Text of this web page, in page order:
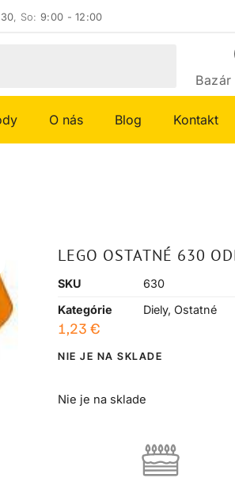
, So:9:00 - 12:00
O nás Blog Kontakt
LEGO OSTATNÉ 630
SKU
630
Kategórie
Diely, Ostatné
1,23 €
NIE JE NA SKLADE
Nie je na sklade